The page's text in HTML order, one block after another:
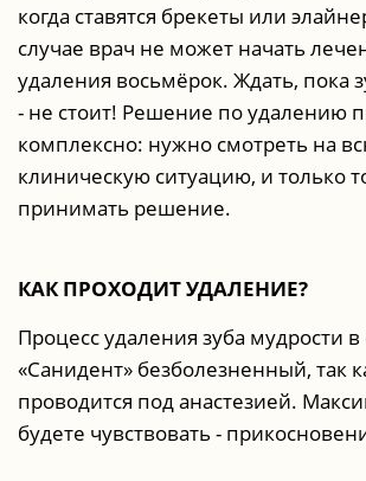
когда ставятся брекеты или
случае врач не может начать
удаления восьмёрок. Ждать, пока
- не стоит! Решение по удалению
комплексно: нужно смотреть на
клиническую ситуацию, и только
принимать решение.
КАК ПРОХОДИТ УДАЛЕНИЕ?
Процесс удаления зуба мудрости
«Санидент» безболезненный, так
проводится под анастезией.
будете чувствовать -